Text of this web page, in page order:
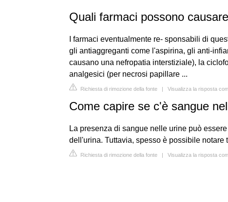
Quali farmaci possono
I farmaci eventualmente re- sponsabili di
gli antiaggreganti come l'aspirina, gli anti-
causano una nefropatia interstiziale), la
analgesici (per necrosi papillare ...
Richiesta di rimozione della fonte | Visualizza la risposta
Come capire se c'è sangue
La presenza di sangue nelle urine può
dell'urina. Tuttavia, spesso è possibile notare
Richiesta di rimozione della fonte | Visualizza la risposta